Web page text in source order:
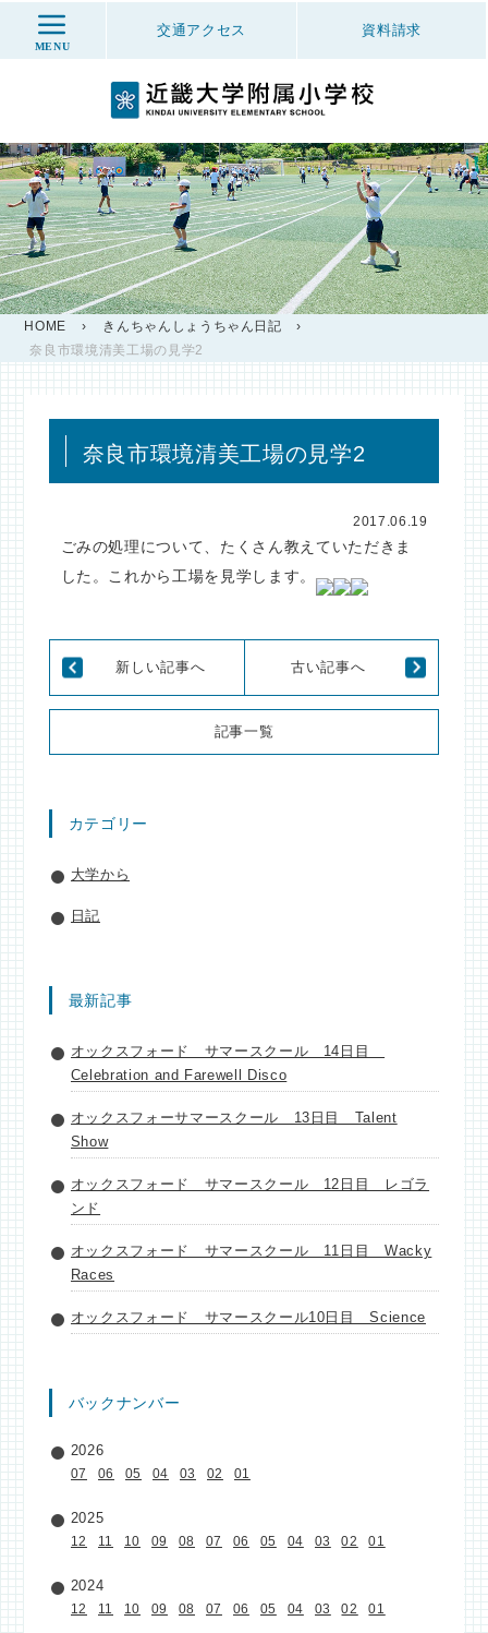
MENU
交通アクセス 資料請求
HOME › きんちゃんしょうちゃん日記
›
奈良市環境清美工場の見学2
奈良市環境清美工場の見学2
2017.06.19
ごみの処理について、たくさん教えていただきま
した。これから工場を見学します。
新しい記事へ
記事一覧
古い記事へ
カテゴリー
大学から
日記
最新記事
オックスフォード サマースクール 14日目
Celebration and Farewell Disco
オックスフォーサマースクール 13日目 Talent
Show
オックスフォード サマースクール 12日目 レゴラ
ンド
オックスフォード サマースクール 11日目 Wacky
Races
オックスフォード サマースクール10日目 Science
バックナンバー
2026
07 06 05 04 03 02 01
2025
12 11 10 09 08 07 06 05 04 03 02 01
2024
12 11 10 09 08 07 06 05 04 03 02 01